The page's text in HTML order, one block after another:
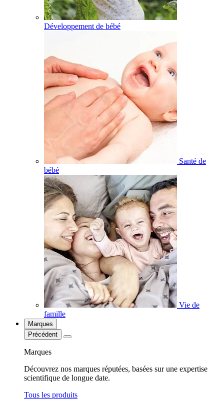
Développement de bébé
Santé de
bébé
Vie de
famille
Marques
Précédent
Marques
Découvrez nos marques réputées, basées sur une expertise
scientifique de longue date.
Tous les produits